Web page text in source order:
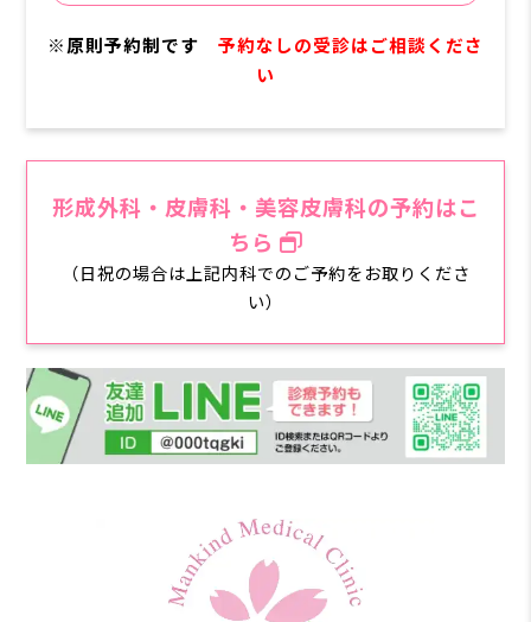
※原則予約制です
予約なしの受診はご相談くださ
い
形成外科・皮膚科・美容皮膚科の予約はこ
ちら
（日祝の場合は上記内科でのご予約をお取りくださ
い）